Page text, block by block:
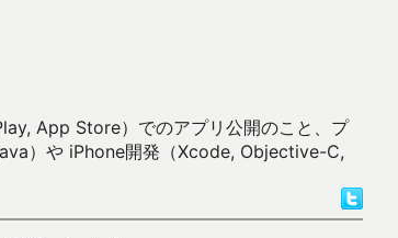
App Store）でのアプリ公開のこと、プ
）や iPhone開発（Xcode, Objective-C,